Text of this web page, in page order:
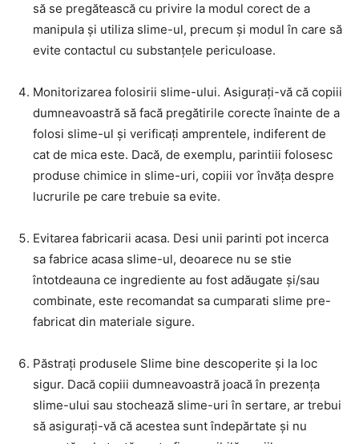
să se pregătească cu privire la modul corect de a
manipula și utiliza slime-ul, precum și modul în care să
evite contactul cu substanțele periculoase.
Monitorizarea folosirii slime-ului. Asigurați-vă că copiii
dumneavoastră să facă pregătirile corecte înainte de a
folosi slime-ul și verificați amprentele, indiferent de
cat de mica este. Dacă, de exemplu, parintiii folosesc
produse chimice in slime-uri, copiii vor învăța despre
lucrurile pe care trebuie sa evite.
Evitarea fabricarii acasa. Desi unii parinti pot incerca
sa fabrice acasa slime-ul, deoarece nu se stie
întotdeauna ce ingrediente au fost adăugate și/sau
combinate, este recomandat sa cumparati slime pre-
fabricat din materiale sigure.
Păstrați produsele Slime bine descoperite și la loc
sigur. Dacă copiii dumneavoastră joacă în prezența
slime-ului sau stochează slime-uri în sertare, ar trebui
să asigurați-vă că acestea sunt îndepărtate și nu